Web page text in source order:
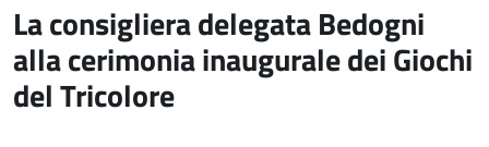
La consigliera delegata Bedogni
alla cerimonia inaugurale dei Giochi
del Tricolore